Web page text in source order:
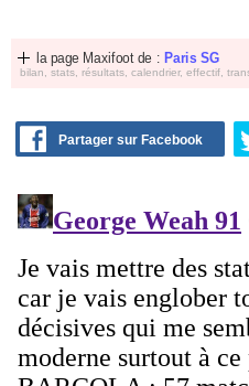
la page Maxifoot de : Paris SG
bilan, stats, résultats, calendrier, effectif,
Partager sur Facebook